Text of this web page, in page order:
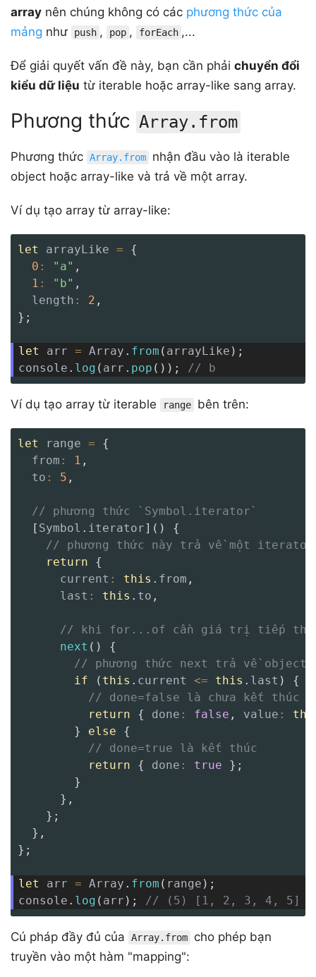
array nên chúng không có các phương thức của
mảng như push , pop , forEach ,...
Để giải quyết vấn đề này, bạn cần phải chuyển đổi
kiểu dữ liệu từ iterable hoặc array-like sang array.
Phương thức Array.from
Phương thức Array.from
nhận đầu vào là iterable
object hoặc array-like và trả về một array.
Ví dụ tạo array từ array-like:
let arrayLike =
{
0 : "a" ,
1 : "b" ,
length : 2 ,
} ;
let arr = Array . from ( arrayLike ) ;
console . log ( arr . pop ( ) ) ; // b
Ví dụ tạo array từ iterable range bên trên:
let range =
{
from : 1 ,
to : 5 ,
// phương thức `Symbol.iterator`
[ Symbol . iterator] ( )
{
// phương thức này trả về một
return
{
current : this . from ,
last : this . to ,
// khi for...of cần giá trị tiếp theo
next ( )
{
// phương thức next trả về
if
( this . current <= this . last )
{
// done=false là chưa kết thúc
return
{ done : false , value :
}
else
{
// done=true là kết thúc
return
{ done : true } ;
}
} ,
} ;
} ,
} ;
let arr = Array . from ( range ) ;
console . log ( arr ) ; // (5) [1, 2, 3, 4, 5]
Cú pháp đầy đủ của Array.from
cho phép bạn
truyền vào một hàm "mapping":